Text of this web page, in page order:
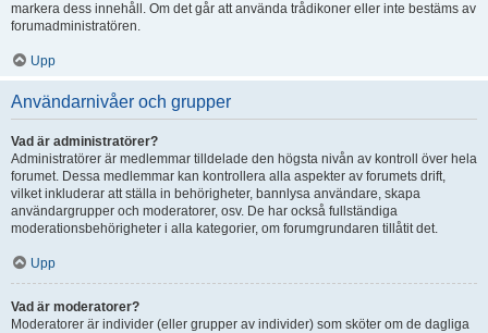
markera dess innehåll. Om det går att använda trådikoner eller inte bestäms av
forumadministratören.
Upp
Användarnivåer och grupper
Vad är administratörer?
Administratörer är medlemmar tilldelade den högsta nivån av kontroll över hela
forumet. Dessa medlemmar kan kontrollera alla aspekter av forumets drift,
vilket inkluderar att ställa in behörigheter, bannlysa användare, skapa
användargrupper och moderatorer, osv. De har också fullständiga
moderationsbehörigheter i alla kategorier, om forumgrundaren tillåtit det.
Upp
Vad är moderatorer?
Moderatorer är individer (eller grupper av individer) som sköter om de dagliga